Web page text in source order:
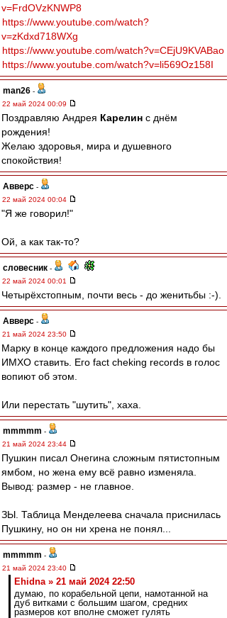
v=FrdOVzKNWP8
https://www.youtube.com/watch?
v=zKdxd718WXg
https://www.youtube.com/watch?v=CEjU9KVABao
https://www.youtube.com/watch?v=li569Oz158I
man26 -
22 май 2024 00:09
Поздравляю Андрея Карелин с днём
рождения!
Желаю здоровья, мира и душевного
спокойствия!
Авверс -
22 май 2024 00:04
"Я же говорил!"
Ой, а как так-то?
словесник -
22 май 2024 00:01
Четырёхстопным, почти весь - до женитьбы :-).
Авверс -
21 май 2024 23:50
Марку в конце каждого предложения надо бы
ИМХО ставить. Его fact cheking records в голос
вопиют об этом.
Или перестать "шутить", хаха.
mmmmm -
21 май 2024 23:44
Пушкин писал Онегина сложным пятистопным
ямбом, но жена ему всё равно изменяла.
Вывод: размер - не главное.
ЗЫ. Таблица Менделеева сначала приснилась
Пушкину, но он ни хрена не понял...
mmmmm -
21 май 2024 23:40
Ehidna » 21 май 2024 22:50
думаю, по корабельной цепи, намотанной на
дуб витками с большим шагом, средних
размеров кот вполне сможет гулять